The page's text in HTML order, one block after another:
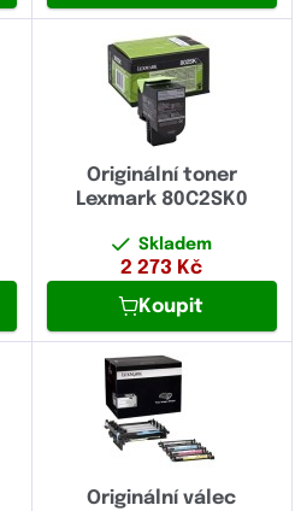
Originální toner
Lexmark 80C2SK0
Skladem
2 273 Kč
Koupit
Originální válec